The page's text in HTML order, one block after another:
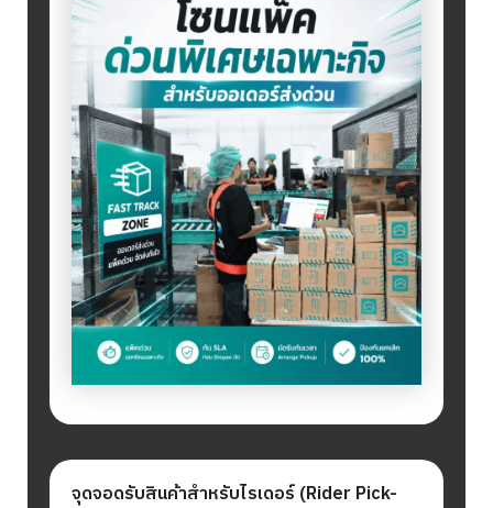
จุดจอดรับสินค้าสำหรับไรเดอร์ (Rider Pick-